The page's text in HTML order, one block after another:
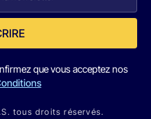
que vous acceptez nos
tous droits réservés.